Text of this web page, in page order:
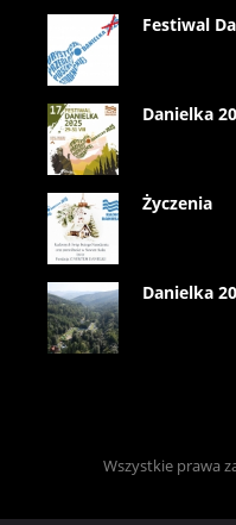
Festiwal
Danielka
Życzenia
Danielka
Wszystkie prawa